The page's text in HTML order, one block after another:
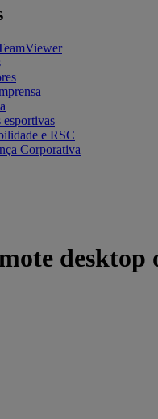
esportivas
e RSC
Corporativa
desktop